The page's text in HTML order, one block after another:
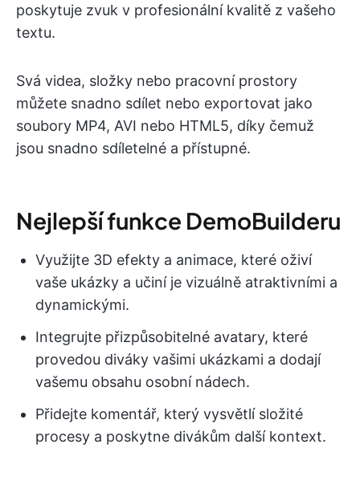
poskytuje zvuk v profesionální kvalitě z vašeho
textu.
Svá videa, složky nebo pracovní prostory
můžete snadno sdílet nebo exportovat jako
soubory MP4, AVI nebo HTML5, díky čemuž
jsou snadno sdíletelné a přístupné.
Nejlepší funkce DemoBuilderu
Využijte 3D efekty a animace, které oživí
vaše ukázky a učiní je vizuálně atraktivními a
dynamickými.
Integrujte přizpůsobitelné avatary, které
provedou diváky vašimi ukázkami a dodají
vašemu obsahu osobní nádech.
Přidejte komentář, který vysvětlí složité
procesy a poskytne divákům další kontext.